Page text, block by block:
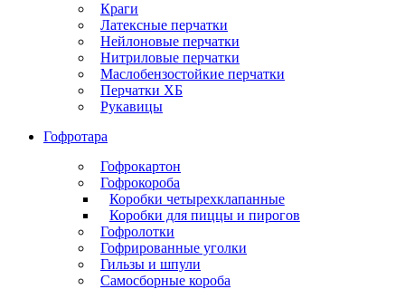
Краги
Латексные перчатки
Нейлоновые перчатки
Нитриловые перчатки
Маслобензостойкие перчатки
Перчатки ХБ
Рукавицы
Гофротара
Гофрокартон
Гофрокороба
Коробки четырехклапанные
Коробки для пиццы и пирогов
Гофролотки
Гофрированные уголки
Гильзы и шпули
Самосборные короба